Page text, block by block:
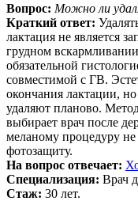
Вопрос: Можно ли
Краткий ответ:
лактация не является
грудном
обязательной
совместимой с ГВ.
окончания лактации,
удаляют планово.
выбирает врач после
меланому процедуру
фотозащиту.
На вопрос отвечает:
Специализация: Врач
Стаж: 30 лет.